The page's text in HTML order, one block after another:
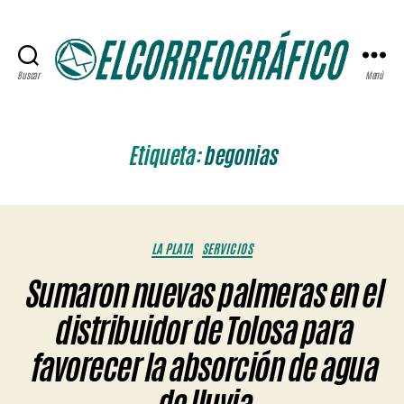
Buscar Menú
Etiqueta:begonias
Categorías
LA PLATA SERVICIOS
Sumaron nuevas palmeras en el
distribuidor de Tolosa para
favorecer la absorción de agua